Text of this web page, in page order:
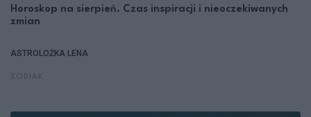
Horoskop na sierpień. Czas inspiracji i nieoczekiwanych
zmian
ASTROLOŻKA LENA